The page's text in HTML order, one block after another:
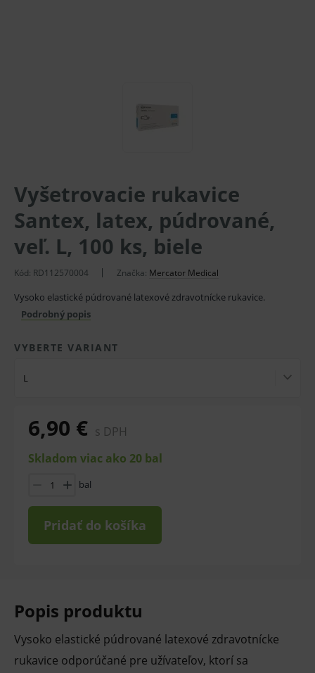
Vyšetrovacie rukavice
Santex, latex, púdrované,
veľ. L, 100 ks, biele
Kód: RD112570004 Značka: Mercator Medical
Vysoko elastické púdrované latexové zdravotnícke rukavice.
Podrobný popis
VYBERTE VARIANT
L
6,90 € s DPH
Skladom viac ako 20 bal
bal
Pridať do košíka
Popis produktu
Vysoko elastické púdrované latexové zdravotnícke
rukavice odporúčané pre užívateľov, ktorí sa